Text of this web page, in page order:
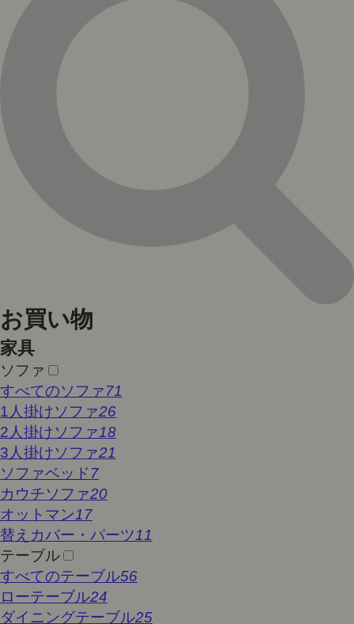
お買い物
家具
ソファ
すべてのソファ71
1人掛けソファ26
2人掛けソファ18
3人掛けソファ21
ソファベッド7
カウチソファ20
オットマン17
替えカバー・パーツ11
テーブル
すべてのテーブル56
ローテーブル24
ダイニングテーブル25